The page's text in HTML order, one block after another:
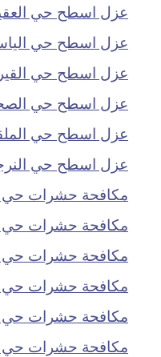
عزل اسطح حي
عزل اسطح حي
عزل اسطح حي
عزل اسطح حي
عزل اسطح حي
عزل اسطح حي
مكافحة حشرات حي
مكافحة حشرات حي
مكافحة حشرات حي
مكافحة حشرات حي
مكافحة حشرات حي
مكافحة حشرات حي